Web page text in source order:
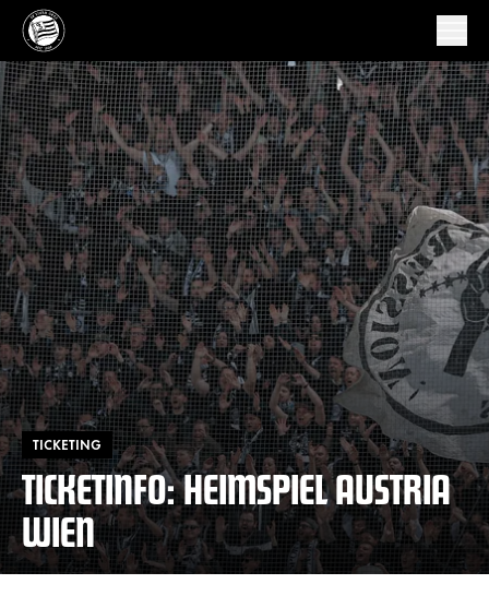
TICKETING
TICKETINFO: HEIMSPIEL AUSTRIA
WIEN